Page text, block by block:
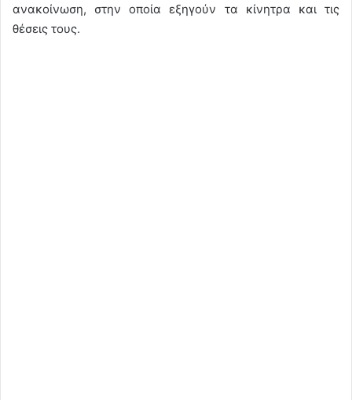
ανακοίνωση, στην οποία εξηγούν τα κίνητρα και τις
θέσεις τους.